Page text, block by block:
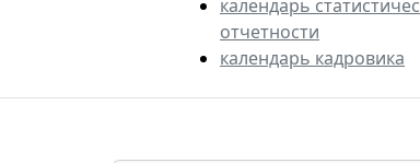
календарь
отчетности
календарь кадровика